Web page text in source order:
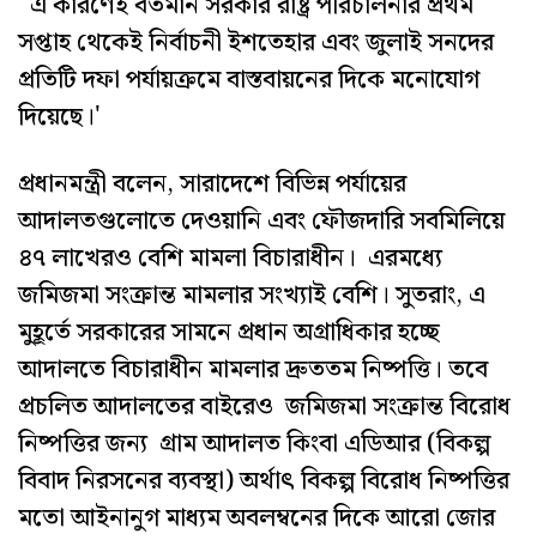
সপ্তাহ থেকেই নির্বাচনী ইশতেহার এবং জুলাই সনদের
প্রতিটি দফা পর্যায়ক্রমে বাস্তবায়নের দিকে মনোযোগ
দিয়েছে।'
প্রধানমন্ত্রী বলেন, সারাদেশে বিভিন্ন পর্যায়ের
আদালতগুলোতে দেওয়ানি এবং ফৌজদারি সবমিলিয়ে
৪৭ লাখেরও বেশি মামলা বিচারাধীন। এরমধ্যে
জমিজমা সংক্রান্ত মামলার সংখ্যাই বেশি। সুতরাং, এ
মুহূর্তে সরকারের সামনে প্রধান অগ্রাধিকার হচ্ছে
আদালতে বিচারাধীন মামলার দ্রুততম নিষ্পত্তি। তবে
প্রচলিত আদালতের বাইরেও জমিজমা সংক্রান্ত বিরোধ
নিষ্পত্তির জন্য গ্রাম আদালত কিংবা এডিআর (বিকল্প
বিবাদ নিরসনের ব্যবস্থা) অর্থাৎ বিকল্প বিরোধ নিষ্পত্তির
মতো আইনানুগ মাধ্যম অবলম্বনের দিকে আরো জোর